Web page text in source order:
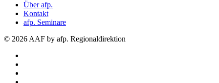
Über afp.
Kontakt
afp. Seminare
© 2026 AAF by afp. Regionaldirektion